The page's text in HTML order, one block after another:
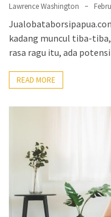
Lawrence Washington
kadang muncul tiba-
rasa ragu itu, ada
READ MORE